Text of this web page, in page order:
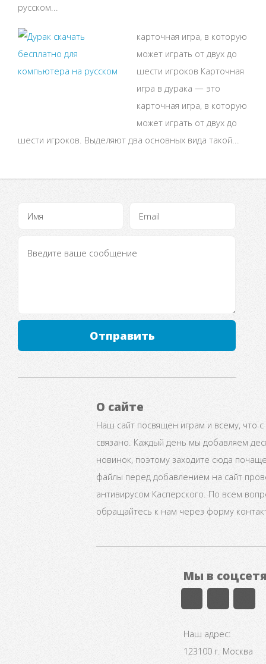
русском...
карточная игра, в которую
может играть от двух до
шести игроков Карточная
игра в дурака — это
карточная игра, в которую
может играть от двух до
шести игроков. Выделяют два основных вида такой...
Отправить
О сайте
Наш сайт посвящен играм и всему, что
связано. Каждый день мы добавляем
новинок, поэтому заходите сюда
файлы перед добавлением на сайт
антивирусом Касперского. По всем
обращайтесь к нам через форму
Мы в
Наш адрес:
123100 г. Москва